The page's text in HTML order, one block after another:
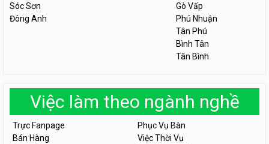
Sóc Sơn
Đông Anh
Gò Vấp
Phú Nhuận
Tân Phú
Bình Tân
Tân Bình
Việc làm theo ngành nghề
Trực Fanpage
Phục Vụ Bàn
Bán Hàng
Việc Thời Vụ